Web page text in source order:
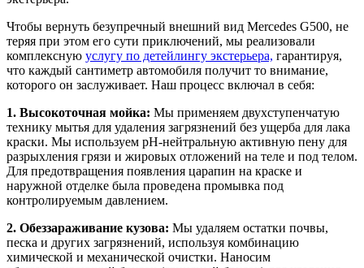
Чтобы вернуть безупречный внешний вид Mercedes G500, не
теряя при этом его сути приключений, мы реализовали
комплексную услугу по детейлингу экстерьера, гарантируя,
что каждый сантиметр автомобиля получит то внимание,
которого он заслуживает. Наш процесс включал в себя:
1. Высокоточная мойка: Мы применяем двухступенчатую
технику мытья для удаления загрязнений без ущерба для лака
краски. Мы используем pH-нейтральную активную пену для
разрыхления грязи и жировых отложений на теле и под телом.
Для предотвращения появления царапин на краске и
наружной отделке была проведена промывка под
контролируемым давлением.
2. Обеззараживание кузова: Мы удаляем остатки почвы,
песка и других загрязнений, используя комбинацию
химической и механической очистки. Наносим